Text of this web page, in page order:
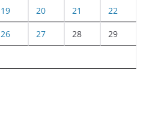
19 20 21 22
26 27 28 29